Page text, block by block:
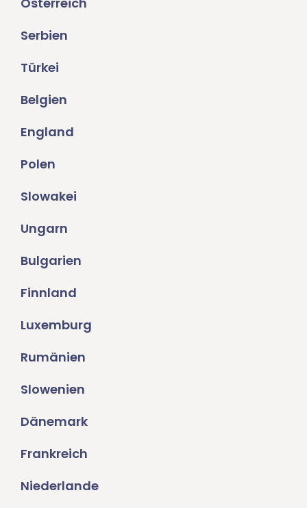
Serbien
Türkei
Belgien
England
Polen
Slowakei
Ungarn
Bulgarien
Finnland
Luxemburg
Rumänien
Slowenien
Dänemark
Frankreich
Niederlande